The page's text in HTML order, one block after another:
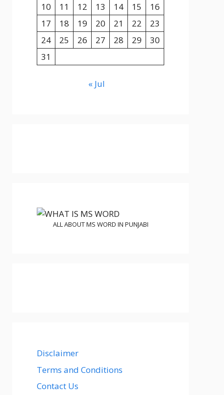
10
11 12 13 14 15
16
17
18 19 20 21 22
23
24
25 26 27 28 29
30
31
« Jul
ALL ABOUT MS WORD IN PUNJABI
Disclaimer
Terms and Conditions
Contact Us